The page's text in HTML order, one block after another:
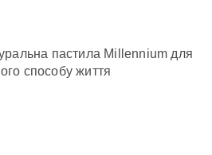
пастила Millennium для
способу життя